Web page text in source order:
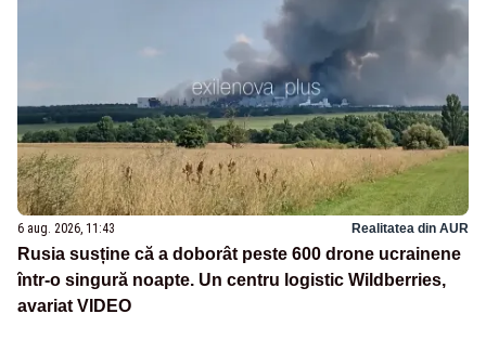
6 aug. 2026, 11:43 Realitatea din AUR
Rusia susține că a doborât peste 600 drone ucrainene
într-o singură noapte. Un centru logistic Wildberries,
avariat VIDEO